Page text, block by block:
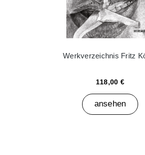
Werkverzeichnis Fritz
118,00 €
ansehen